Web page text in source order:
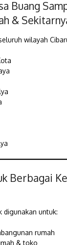
Buang
&
wilayah
Berbagai
digunakan untuk:
rumah
& toko